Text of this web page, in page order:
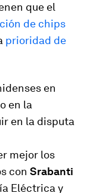
que el
de chips
prioridad de
en
en la
en la disputa
mejor los
con Srabanti
Eléctrica y